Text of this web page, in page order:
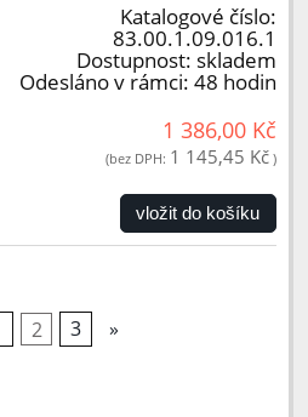
Katalogové číslo:
83.00.1.09.016.1
Dostupnost: skladem
Odesláno v rámci: 48 hodin
1 386,00 Kč
(bez DPH: 1 145,45 Kč )
vložit do košíku
2 3 »